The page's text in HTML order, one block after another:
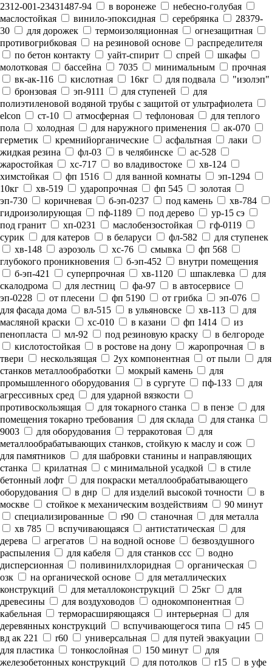
2312-001-23431487-94
в воронеже
небесно-голубая
маслостойкая
винило-эпоксидная серебрянка
28379-
30
для дорожек термоизоляционная
огнезащитная
противогрибковая
на резиновой основе
распределителя
по бетон контакту
уайт-спирит спрей
шкафы
молотковая
бассейна 7035 минимальным
прочная
вк-ак-116
кислотная 16кг для подвала
"изолэп"
бронзовая
эп-9111 для ступеней
для
полиэтиленовой водяной трубы с защитой от ультрафиолета
elcon
ст-10 атмосферная тефлоновая
для теплого
пола
холодная для наружного применения
ак-070
герметик
кремнийорганические асфальтная
лаки
жидкая резина
фл-03 в челябинске
ас-528
жаростойкая
хс-717 во владивостоке
хв-124
химстойкая
фп 1516 для ванной комнаты
эп-1294
10кг
хв-519 ударопрочная фп 545
золотая
эп-730
коричневая б-эп-0237 под камень
хв-784
гидроизолирующая
пф-1189 под дерево
ур-15 сэ
под гранит
хп-0231 маслобензостойкая
гф-0119
сурик
для катеров в беларуси фл-582
для ступенек
хв-148
аэрозоль хс-76 смывка
фп 568
глубокого проникновения
б-эп-452
внутри помещения
б-эп-421
суперпрочная хв-1120 шпаклевка
для
скалодрома
для лестниц фа-97
в автосервисе
эп-0228
от плесени фп 5190 от грибка
эп-076
для фасада дома
вл-515 в ульяновске хв-113
для
масляной краски
хс-010 в казани фп 1414
из
пенопласта
мл-92 под резиновую краску
в белгороде
кислотостойкая
в ростове на дону жаропрочная
в
твери
нескользящая 2ух компонентная от пыли
для
станков металлообработки
мокрый камень
для
промышленного оборудования
в сургуте пф-133
для
агрессивных сред
для ударной вязкости
противоскользящая
для токарного станка в пензе
для
помещения токарно требования
для склада
для станка
9003
для оборудования терракотовая
для
металлообрабатывающих станков, стойкую к маслу и сож
для памятников
для шабровки станины и направляющих
станка
крилатная с минимальной усадкой
в стиле
бетонный лофт
для покраски металлообрабатывающего
оборудования
в днр для изделий высокой точности
в
москве
стойкое к механическим воздействиям
90 минут
специализированные
r90 станочная
для металла
хв 785
вспучивающаяся антистатическая
для
дерева
агрегатов на водной основе
безвоздушного
распыления
для кабеля для станков ссс
водно
дисперсионная
поливинилхлоридная
органическая
озк
на органической основе
для металлических
конструкций
для металлоконструкций 25кг
для
древесины
для воздуховодов
однокомпонентная
кабельная
терморасширяющаяся интерьерная
для
деревянных конструкций
вспучивающегося типа
r45
вд ак 221
r60 универсальная
для путей эвакуации
для пластика
тонкослойная 150 минут
для
железобетонных конструкций
для потолков r15
в уфе